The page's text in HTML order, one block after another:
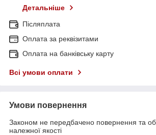
Детальніше
Післяплата
Оплата за реквізитами
Оплата на банківську карту
Всі умови оплати
Умови повернення
Законом не передбачено повернення та
належної якості